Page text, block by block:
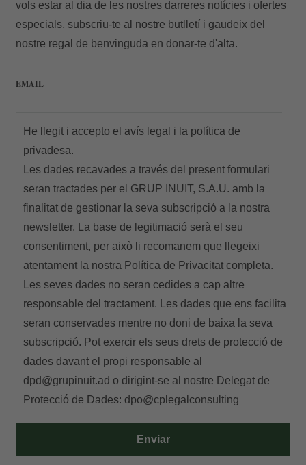
Accedir
vols estar al dia de les nostres darreres notícies i ofertes
especials, subscriu-te al nostre butlletí i gaudeix del
nostre regal de benvinguda en donar-te d'alta.
EMAIL
Enviar
He llegit i accepto el avís legal i la política de
privadesa.
Les dades recavades a través del present formulari
seran tractades per el GRUP INUIT, S.A.U. amb la
finalitat de gestionar la seva subscripció a la nostra
newsletter. La base de legitimació serà el seu
consentiment, per això li recomanem que llegeixi
atentament la nostra Política de Privacitat completa.
Les seves dades no seran cedides a cap altre
responsable del tractament. Les dades que ens facilita
seran conservades mentre no doni de baixa la seva
subscripció. Pot exercir els seus drets de protecció de
dades davant el propi responsable al
dpd@grupinuit.ad o dirigint-se al nostre Delegat de
Protecció de Dades:dpo@cplegalconsulting